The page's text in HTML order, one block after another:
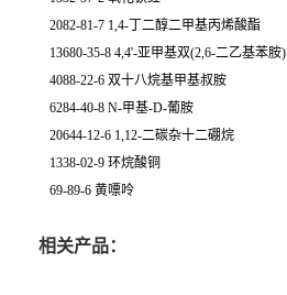
2082-81-7 1,4-丁二醇二甲基丙烯酸酯
13680-35-8 4,4'-亚甲基双(2,6-二乙基苯胺)
4088-22-6 双十八烷基甲基叔胺
6284-40-8 N-甲基-D-葡胺
20644-12-6 1,12-二碳杂十二硼烷
1338-02-9 环烷酸铜
69-89-6 黄嘌呤
相关产品：